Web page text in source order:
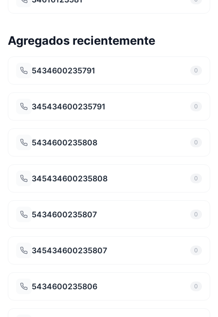
Agregados recientemente
5434600235791 0
345434600235791 0
5434600235808 0
345434600235808 0
5434600235807 0
345434600235807 0
5434600235806 0